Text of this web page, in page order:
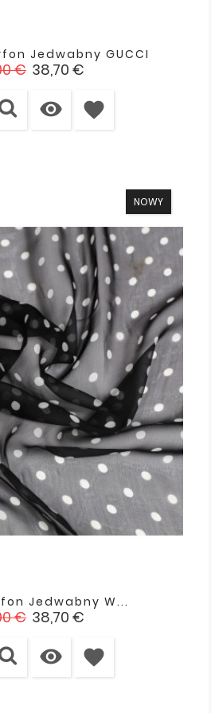
Jedwabny GUCCI
€ Cena
38,70 €
 favorite
NOWY
Jedwabny W...
€ Cena
38,70 €
 favorite